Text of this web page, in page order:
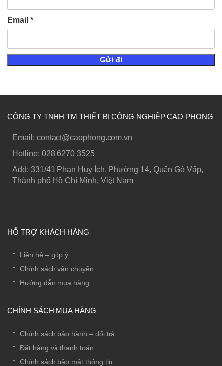
Email *
CÔNG TY TNHH TM THIẾT BỊ CÔNG NGHIỆP CAO PHONG
Email: contact@caophong.com.vn
Hotline: ‭028 6270 3525
Add: 331/41 Phan Huy Ích, Phường 14, Quận Gò Vấp,
Thành phố Hồ Chí Minh, Việt Nam
HỖ TRỢ KHÁCH HÀNG
Liên hệ – góp ý
Chính sách vận chuyển
Hướng dẫn mua hàng
CHÍNH SÁCH MUA HÀNG
Chính sách bảo hành – đổi trả
Đặt hàng và thanh toán
Chính sách bảo mật thông tin